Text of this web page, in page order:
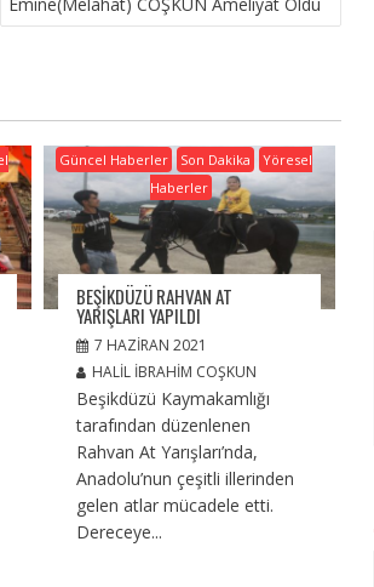
Güncel Haberler Son Dakika
Yöresel
Haberler
BEŞIKDÜZÜ RAHVAN AT
YARIŞLARI YAPILDI
7 HAZIRAN 2021
HALIL İBRAHIM COŞKUN
Beşikdüzü Kaymakamlığı
tarafından düzenlenen
Rahvan At Yarışları’nda,
Anadolu’nun çeşitli illerinden
gelen atlar mücadele etti.
Dereceye...